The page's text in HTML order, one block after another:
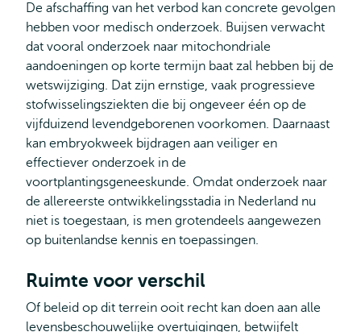
De afschaffing van het verbod kan concrete gevolgen
hebben voor medisch onderzoek. Buijsen verwacht
dat vooral onderzoek naar mitochondriale
aandoeningen op korte termijn baat zal hebben bij de
wetswijziging. Dat zijn ernstige, vaak progressieve
stofwisselingsziekten die bij ongeveer één op de
vijfduizend levendgeborenen voorkomen. Daarnaast
kan embryokweek bijdragen aan veiliger en
effectiever onderzoek in de
voortplantingsgeneeskunde. Omdat onderzoek naar
de allereerste ontwikkelingsstadia in Nederland nu
niet is toegestaan, is men grotendeels aangewezen
op buitenlandse kennis en toepassingen.
Ruimte voor verschil
Of beleid op dit terrein ooit recht kan doen aan alle
levensbeschouwelijke overtuigingen, betwijfelt